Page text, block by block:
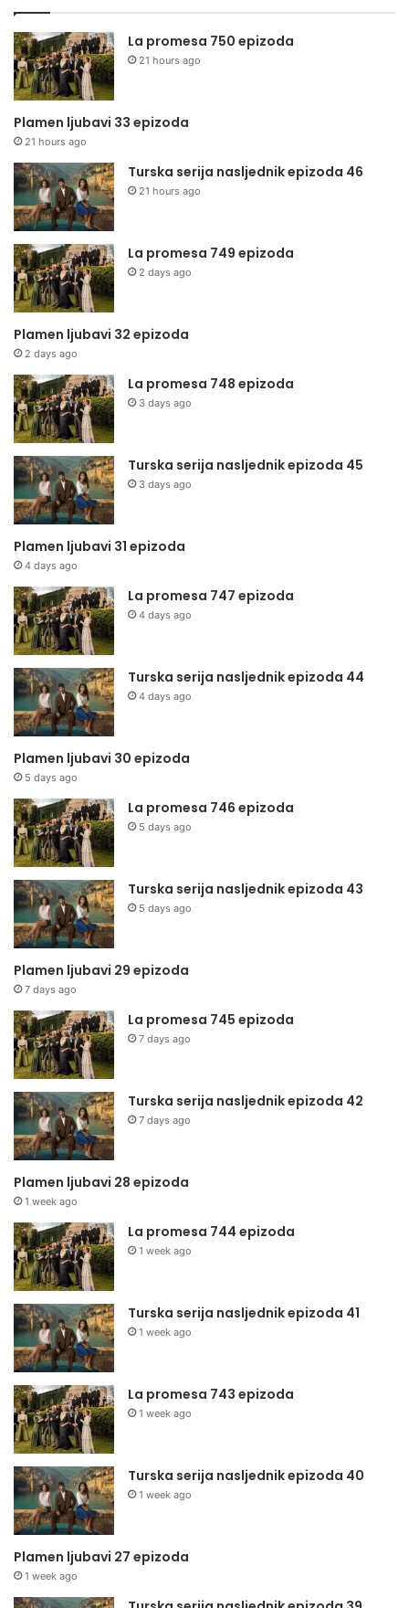
La promesa 750 epizoda
21 hours ago
Plamen ljubavi 33 epizoda
21 hours ago
Turska serija nasljednik epizoda 46
21 hours ago
La promesa 749 epizoda
2 days ago
Plamen ljubavi 32 epizoda
2 days ago
La promesa 748 epizoda
3 days ago
Turska serija nasljednik epizoda 45
3 days ago
Plamen ljubavi 31 epizoda
4 days ago
La promesa 747 epizoda
4 days ago
Turska serija nasljednik epizoda 44
4 days ago
Plamen ljubavi 30 epizoda
5 days ago
La promesa 746 epizoda
5 days ago
Turska serija nasljednik epizoda 43
5 days ago
Plamen ljubavi 29 epizoda
7 days ago
La promesa 745 epizoda
7 days ago
Turska serija nasljednik epizoda 42
7 days ago
Plamen ljubavi 28 epizoda
1 week ago
La promesa 744 epizoda
1 week ago
Turska serija nasljednik epizoda 41
1 week ago
La promesa 743 epizoda
1 week ago
Turska serija nasljednik epizoda 40
1 week ago
Plamen ljubavi 27 epizoda
1 week ago